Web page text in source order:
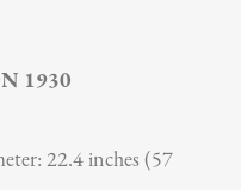
1930
22.4 inches (57